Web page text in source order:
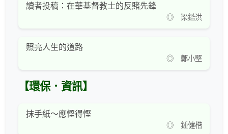
讀者投稿：在華基督教士的反賭先鋒
◎ 梁鑑洪
照亮人生的道路
◎ 鄭小堅
【環保．資訊】
抹手紙～應慳得慳
◎ 鍾健楷